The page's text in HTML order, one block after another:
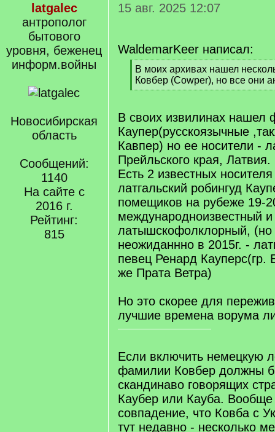
latgalec
антрополог
бытового
уровня, беженец
информ.войны
Новосибирская
область
Сообщений:
1140
На сайте с
2016 г.
Рейтинг:
815
15 авг. 2025 12:07
WaldemarKeer написал:
[
q
]
В моих архивах нашел
Ковбер (Cowper), но все они
[
q
]
В своих извилинах нашел
Каупер(русскоязычные
Кавпер) но ее носители -
Прейльского края, Латвия.
Есть 2 известных
латгальский робингуд
помещиков на рубеже 19-
международноизвестный и
латышскофолклорный, (но
неожиданнно в 2015г. -
певец Ренард
же Прата Ветра)
Но это скорее для
лучшие времена ворума
Если включить немецкую
фамилии Ковбер должны
скандинаво говорящих
Каубер или Кауба. Вообще
совпадение, что Ковба с
тут недавно - несколько